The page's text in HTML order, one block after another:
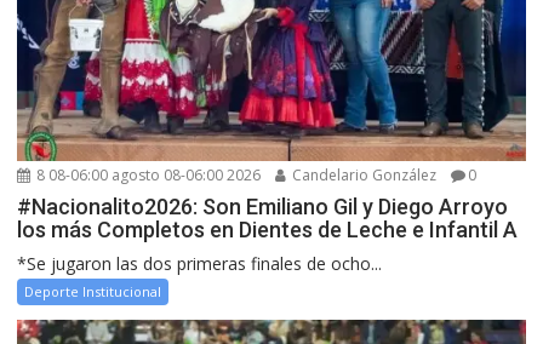
8 08-06:00 agosto 08-06:00 2026 Candelario González 0
#Nacionalito2026: Son Emiliano Gil y Diego Arroyo
los más Completos en Dientes de Leche e Infantil A
*Se jugaron las dos primeras finales de ocho...
Deporte Institucional